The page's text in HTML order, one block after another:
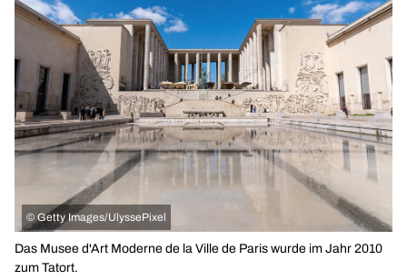
© Getty Images/UlyssePixel
Das Musee d'Art Moderne de la Ville de Paris wurde im Jahr 2010
zum Tatort.